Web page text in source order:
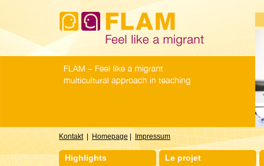
Kontakt| Homepage| Impressum
Highlights Le projet